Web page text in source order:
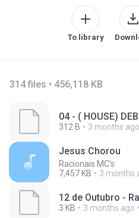
To library
314 files • 456,118 KB
312 B 3 months ago
Jesus Chorou
Racionais MC's
7,457 KB
3 months
3 KB 3 months ago